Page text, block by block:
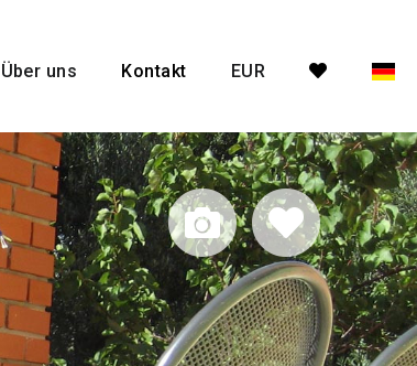
Über uns Kontakt EUR